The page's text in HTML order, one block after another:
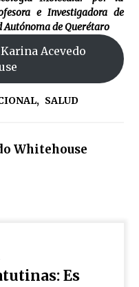
e Investigadora de
de Querétaro
Acevedo
, SALUD
Whitehouse
Es